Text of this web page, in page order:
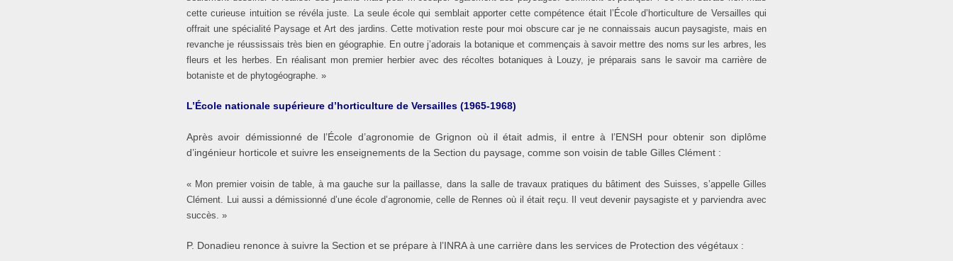
cette curieuse intuition se révéla juste. La seule école qui semblait apporter cette compétence était l’École d’horticulture de Versailles qui
offrait une spécialité Paysage et Art des jardins. Cette motivation reste pour moi obscure car je ne connaissais aucun paysagiste, mais en
revanche je réussissais très bien en géographie. En outre j’adorais la botanique et commençais à savoir mettre des noms sur les arbres, les
fleurs et les herbes. En réalisant mon premier herbier avec des récoltes botaniques à Louzy, je préparais sans le savoir ma carrière de
botaniste et de phytogéographe. »
L’École nationale supérieure d’horticulture de Versailles (1965-1968)
Après avoir démissionné de l’École d’agronomie de Grignon où il était admis, il entre à l’ENSH pour obtenir son diplôme
d’ingénieur horticole et suivre les enseignements de la Section du paysage, comme son voisin de table Gilles Clément :
« Mon premier voisin de table, à ma gauche sur la paillasse, dans la salle de travaux pratiques du bâtiment des Suisses, s’appelle Gilles
Clément. Lui aussi a démissionné d’une école d’agronomie, celle de Rennes où il était reçu. Il veut devenir paysagiste et y parviendra avec
succès. »
P. Donadieu renonce à suivre la Section et se prépare à l’INRA à une carrière dans les services de Protection des végétaux :